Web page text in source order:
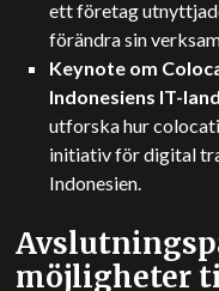
ett företag
förändra sin
Keynote om
Indonesiens IT-
utforska hur
initiativ för digital
Indonesien.
möjligheter